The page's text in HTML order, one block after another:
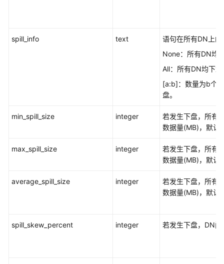
查
排
则
物
spill_info text
语句在所有DN上的
None：所有DN均
All：所有DN均下盘
[a:b]：数量为b个
盘。
min_spill_size integer
若发生下盘，所有
数据量(MB)，默认
max_spill_size integer
若发生下盘，所有
数据量(MB)，默认
average_spill_size integer
若发生下盘，所有
数据量(MB)，默认
spill_skew_percent integer 若发生下盘，DN